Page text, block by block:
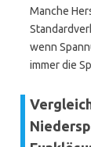
Manche
wenn
immer die